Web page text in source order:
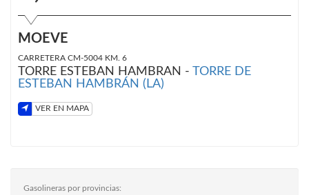
MOEVE
CARRETERA CM-5004 KM. 6
TORRE ESTEBAN HAMBRAN - TORRE DE
ESTEBAN HAMBRÁN (LA)
VER EN MAPA
Gasolineras por provincias: